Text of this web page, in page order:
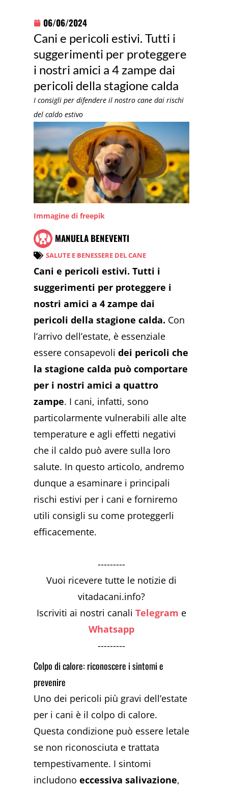
06/06/2024
Cani e pericoli estivi. Tutti i
suggerimenti per proteggere
i nostri amici a 4 zampe dai
pericoli della stagione calda
I consigli per difendere il nostro cane dai rischi
del caldo estivo
Immagine di freepik
MANUELA BENEVENTI
SALUTE E BENESSERE DEL CANE
Cani e pericoli estivi. Tutti i
suggerimenti per proteggere i
nostri amici a 4 zampe dai
pericoli della stagione calda. Con
l’arrivo dell’estate, è essenziale
essere consapevolidei pericoli che
la stagione calda può comportare
per i nostri amici a quattro
zampe. I cani, infatti, sono
particolarmente vulnerabili alle alte
temperature e agli effetti negativi
che il caldo può avere sulla loro
salute. In questo articolo, andremo
dunque a esaminare i principali
rischi estivi per i cani e forniremo
utili consigli su come proteggerli
efficacemente.
---------
Vuoi ricevere tutte le notizie di
vitadacani.info?
Iscriviti ai nostri canaliTelegram e
Whatsapp
---------
Colpo di calore: riconoscere i sintomi e
prevenire
Uno dei pericoli più gravi dell’estate
per i cani è il colpo di calore.
Questa condizione può essere letale
se non riconosciuta e trattata
tempestivamente. I sintomi
includonoeccessiva salivazione,